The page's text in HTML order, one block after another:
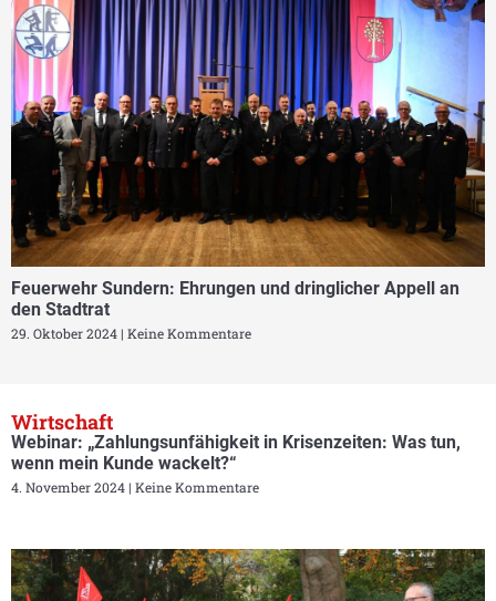
Feuerwehr Sundern: Ehrungen und dringlicher Appell an
den Stadtrat
29. Oktober 2024 Keine Kommentare
Wirtschaft
Webinar: „Zahlungsunfähigkeit in Krisenzeiten: Was tun,
wenn mein Kunde wackelt?“
4. November 2024 Keine Kommentare